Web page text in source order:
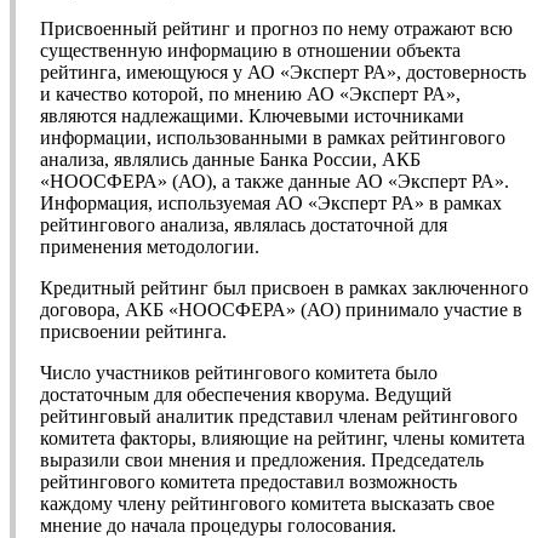
Присвоенный рейтинг и прогноз по нему отражают всю
существенную информацию в отношении объекта
рейтинга, имеющуюся у АО «Эксперт РА», достоверность
и качество которой, по мнению АО «Эксперт РА»,
являются надлежащими. Ключевыми источниками
информации, использованными в рамках рейтингового
анализа, являлись данные Банка России, АКБ
«НООСФЕРА» (АО), а также данные АО «Эксперт РА».
Информация, используемая АО «Эксперт РА» в рамках
рейтингового анализа, являлась достаточной для
применения методологии.
Кредитный рейтинг был присвоен в рамках заключенного
договора, АКБ «НООСФЕРА» (АО) принимало участие в
присвоении рейтинга.
Число участников рейтингового комитета было
достаточным для обеспечения кворума. Ведущий
рейтинговый аналитик представил членам рейтингового
комитета факторы, влияющие на рейтинг, члены комитета
выразили свои мнения и предложения. Председатель
рейтингового комитета предоставил возможность
каждому члену рейтингового комитета высказать свое
мнение до начала процедуры голосования.